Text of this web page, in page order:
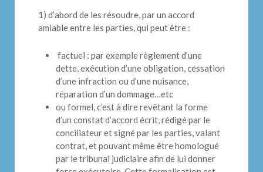
1) d’abord de les résoudre, par un accord
amiable entre les parties, qui peut être :
factuel : par exemple règlement d’une
dette, exécution d’une obligation, cessation
d’une infraction ou d’une nuisance,
réparation d’un dommage…etc
ou formel, c’est à dire revêtant la forme
d’un constat d’accord écrit, rédigé par le
conciliateur et signé par les parties, valant
contrat, et pouvant même être homologué
par le tribunal judiciaire afin de lui donner